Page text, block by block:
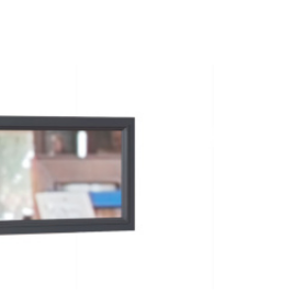
и барокко (белый с
расцветки оправы
зеркалу органично
интерьером. Серебряное
помещение, наделив
красотой и